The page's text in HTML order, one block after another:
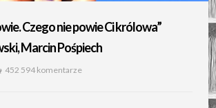
Czego nie powie Ci królowa”
Marcin Pośpiech
452 594 komentarze